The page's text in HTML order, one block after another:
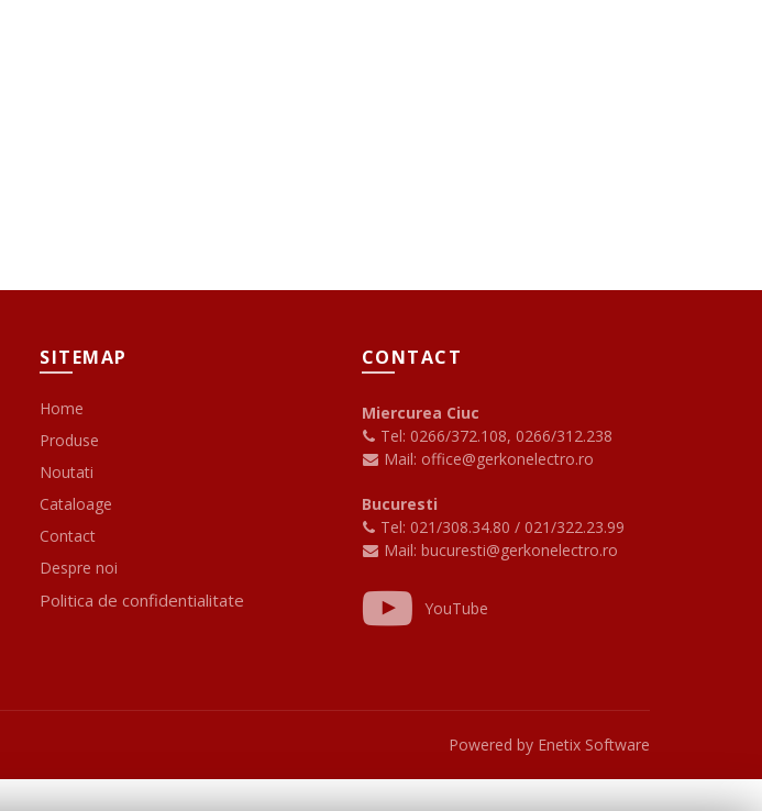
SITEMAP
Home
Produse
Noutati
Cataloage
Contact
Despre noi
Politica de confidentialitate
CONTACT
Miercurea Ciuc
Tel: 0266/372.108, 0266/312.238
Mail: office@gerkonelectro.ro
Bucuresti
Tel: 021/308.34.80 / 021/322.23.99
Mail: bucuresti@gerkonelectro.ro
YouTube
Powered by Enetix Software